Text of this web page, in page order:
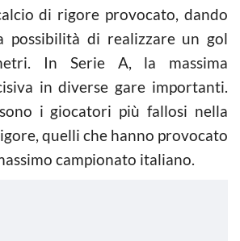
di rigore provocato, dando
possibilità di realizzare un gol
In Serie A, la massima
in diverse gare importanti.
i giocatori più fallosi nella
quelli che hanno provocato
campionato italiano.